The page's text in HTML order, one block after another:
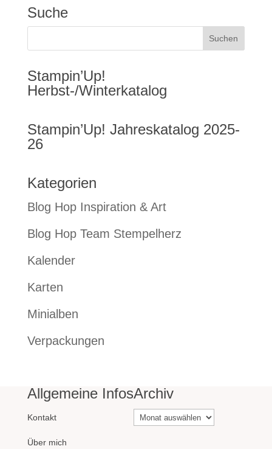
Suche
Stampin’Up!
Herbst-/Winterkatalog
Stampin’Up! Jahreskatalog 2025-
26
Kategorien
Blog Hop Inspiration & Art
Blog Hop Team Stempelherz
Kalender
Karten
Minialben
Verpackungen
Allgemeine Infos
Kontakt
Über mich
Archiv
Archiv